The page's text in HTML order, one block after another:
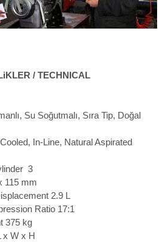
/ TECHNICAL
Su Soğutmalı, Sıra Tip, Doğal
In-Line, Natural Aspirated
3
115 mm
2.9 L
Ratio 17:1
375 kg
x W x H